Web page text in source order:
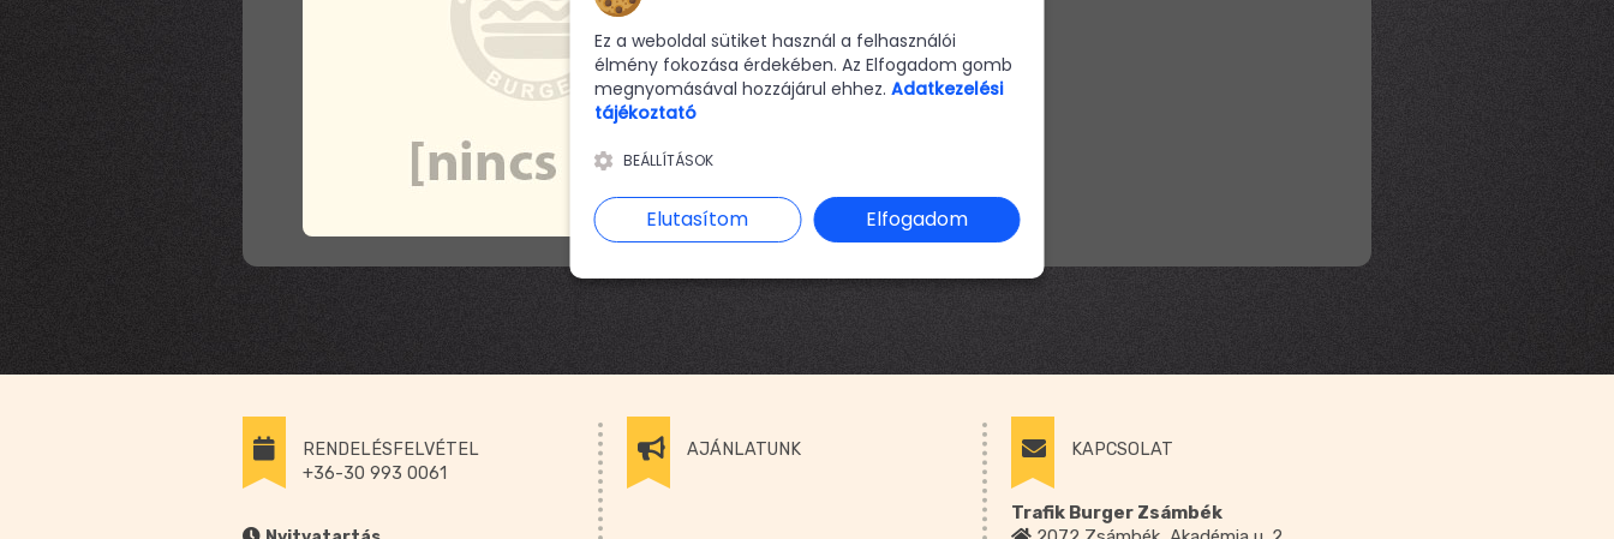
Ár:390 Ft
RENDELÉSFELVÉTEL
+36-30 993 0061
AJÁNLATUNK KAPCSOLAT
Trafik Burger Zsámbék
Ez a weboldal sütiket használ a felhasználói
élmény fokozása érdekében. Az Elfogadom gomb
megnyomásával hozzájárul ehhez. Adatkezelési
tájékoztató
BEÁLLÍTÁSOK
Elutasítom Elfogadom